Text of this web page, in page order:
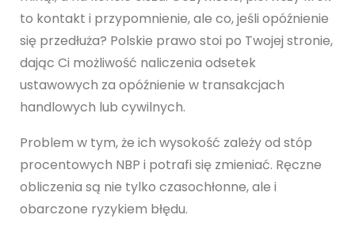
to kontakt i przypomnienie, ale co, jeśli opóźnienie
się przedłuża? Polskie prawo stoi po Twojej stronie,
dając Ci możliwość naliczenia odsetek
ustawowych za opóźnienie w transakcjach
handlowych lub cywilnych.
Problem w tym, że ich wysokość zależy od stóp
procentowych NBP i potrafi się zmieniać. Ręczne
obliczenia są nie tylko czasochłonne, ale i
obarczone ryzykiem błędu.